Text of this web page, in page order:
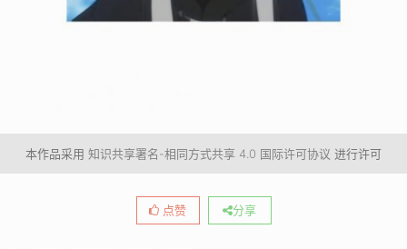
本作品采用 知识共享署名-相同方式共享 4.0 国际许可协议 进行许可
点赞 分享